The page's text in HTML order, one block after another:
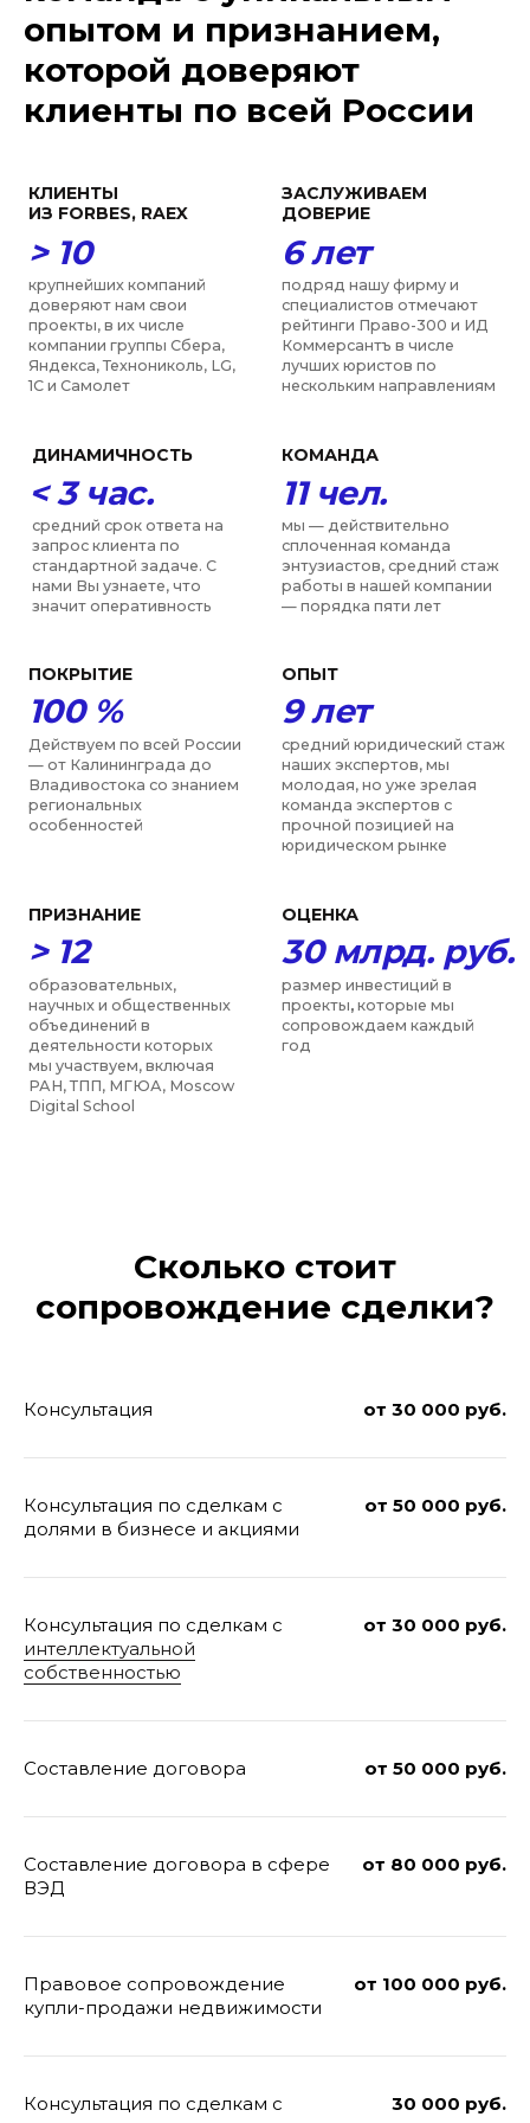
опытом и признанием,
которой доверяют
клиенты по всей России
ОЦЕНКА
30 млрд.руб.
размер инвестиций в
проекты которые мы
сопровождаем каждый
ПРИЗНАНИЕ
> 12
научных и общественных
объединений в
Сколько стоит
сопровождение сделки?
Консультация от 30 000 руб.
Консультация по сделкам с
долями в бизнесе и акциями
от 50 000 руб.
Консультация по сделкам с
интеллектуальной
собственностью
от 30 000 руб.
Составление договора от 50 000 руб.
Составление договора в сфере
ВЭД
от 80 000 руб.
Правовое сопровождение
купли-продажи недвижимости
от 100 000 руб.
Консультация по сделкам с
30 000 руб.